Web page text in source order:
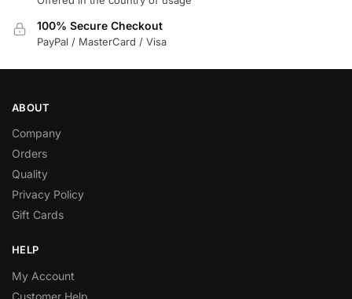
100% Secure Checkout
PayPal / MasterCard / Visa
ABOUT
Company
Orders
Quality
Privacy Policy
Gift Cards
HELP
My Account
Customer Help